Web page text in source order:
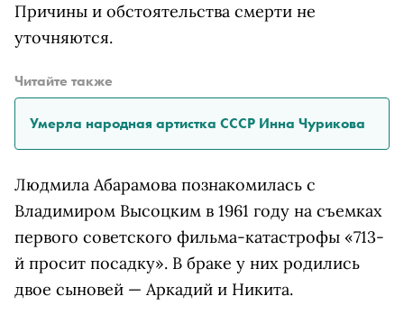
Причины и обстоятельства смерти не
уточняются.
Читайте также
Умерла народная артистка СССР Инна Чурикова
Людмила Абарамова познакомилась с
Владимиром Высоцким в 1961 году на съемках
первого советского фильма-катастрофы «713-
й просит посадку». В браке у них родились
двое сыновей — Аркадий и Никита.